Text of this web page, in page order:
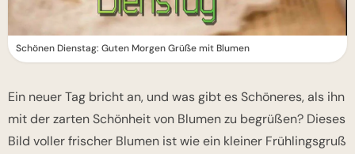
Schönen Dienstag: Guten Morgen Grüße mit Blumen
Ein neuer Tag bricht an, und was gibt es Schöneres, als ihn
mit der zarten Schönheit von Blumen zu begrüßen? Dieses
Bild voller frischer Blumen ist wie ein kleiner Frühlingsgruß